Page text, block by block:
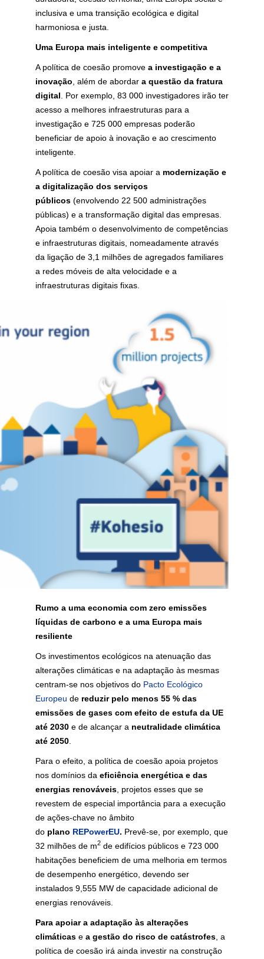
inclusiva e uma transição ecológica e digital
harmoniosa e justa.
Uma Europa mais inteligente e competitiva
A política de coesão promove a investigação e a
inovação , além de abordar a questão da fratura
digital . Por exemplo, 83 000 investigadores irão ter
acesso a melhores infraestruturas para a
investigação e 725 000 empresas poderão
beneficiar de apoio à inovação e ao crescimento
inteligente.
A política de coesão visa apoiar a modernização e
a digitalização dos serviços
públicos (envolvendo 22 500 administrações
públicas) e a transformação digital das empresas.
Apoia também o desenvolvimento de competências
e infraestruturas digitais, nomeadamente através
da ligação de 3,1 milhões de agregados familiares
a redes móveis de alta velocidade e a
infraestruturas digitais fixas.
Rumo a uma economia com zero emissões
líquidas de carbono e a uma Europa mais
resiliente
Os investimentos ecológicos na atenuação das
alterações climáticas e na adaptação às mesmas
centram-se nos objetivos do Pacto Ecológico
Europeu de reduzir pelo menos 55 % das
emissões de gases com efeito de estufa da UE
até 2030 e de alcançar a neutralidade climática
até 2050
Para o efeito, a política de coesão apoia projetos
nos domínios da eficiência energética e das
energias renováveis , projetos esses que se
revestem de especial importância para a execução
de ações-chave no âmbito
do plano REPowerEU. Prevê-se, por exemplo, que
32 milhões de m2 de edifícios públicos e 723 000
habitações beneficiem de uma melhoria em termos
de desempenho energético, devendo ser
instalados 9,555 MW de capacidade adicional de
energias renováveis.
Para apoiara adaptação às alterações
climáticas e a gestão do risco de catástrofes , a
política de coesão irá ainda investir na construção